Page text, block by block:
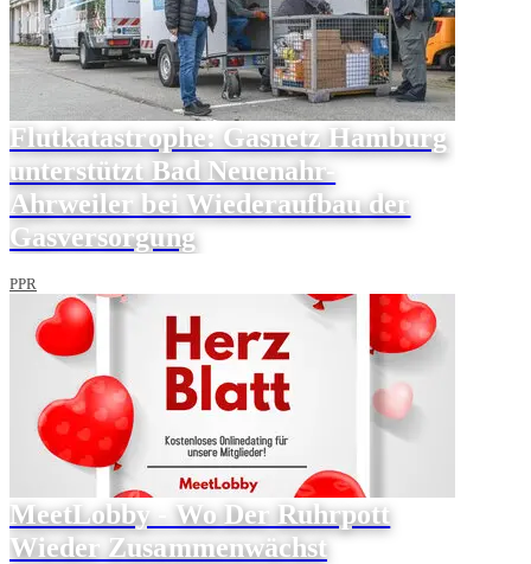
Flutkatastrophe: Gasnetz Hamburg
unterstützt Bad Neuenahr-
Ahrweiler bei Wiederaufbau der
Gasversorgung
PPR
MeetLobby - Wo Der Ruhrpott
Wieder Zusammenwächst